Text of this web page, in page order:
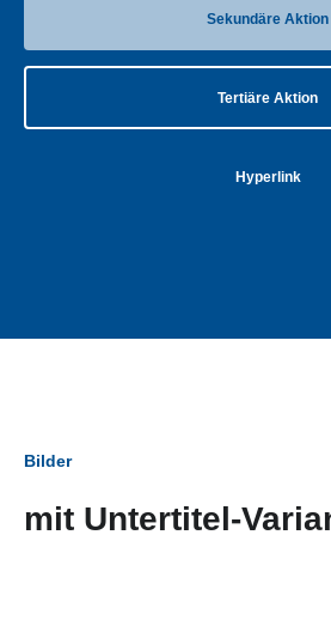
Sekundäre Aktion
Tertiäre Aktion
Hyperlink
Bilder
mit Untertitel-